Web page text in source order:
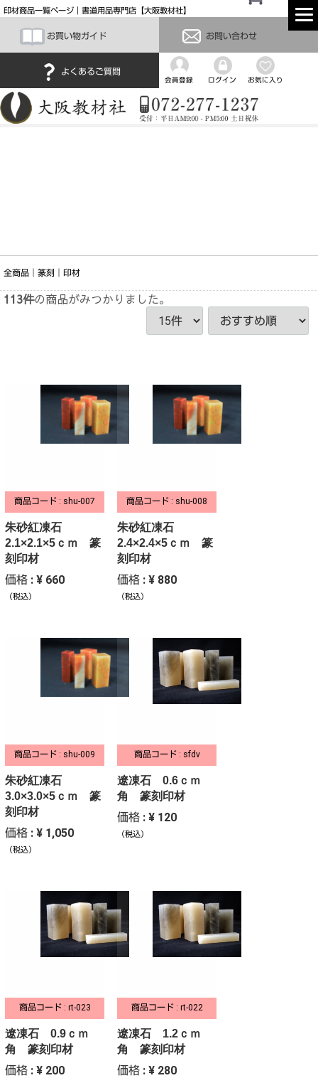
印材商品一覧ページ｜書道用品専門店【大阪教材社】
お買い物ガイド お問い合わせ
よくあるご質問
会員登録 ログイン お気に入り
全商品 篆刻 印材
113件の商品がみつかりました。
商品コード : shu-007
朱砂紅凍石
2.1×2.1×5ｃｍ 篆
刻印材
価格 : ¥ 660
（税込）
商品コード : shu-008
朱砂紅凍石
2.4×2.4×5ｃｍ 篆
刻印材
価格 : ¥ 880
（税込）
商品コード : shu-009
朱砂紅凍石
3.0×3.0×5ｃｍ 篆
刻印材
価格 : ¥ 1,050
（税込）
商品コード : sfdv
遼凍石 0.6ｃｍ
角 篆刻印材
価格 : ¥ 120
（税込）
商品コード : rt-023
遼凍石 0.9ｃｍ
角 篆刻印材
価格 : ¥ 200
商品コード : rt-022
遼凍石 1.2ｃｍ
角 篆刻印材
価格 : ¥ 280